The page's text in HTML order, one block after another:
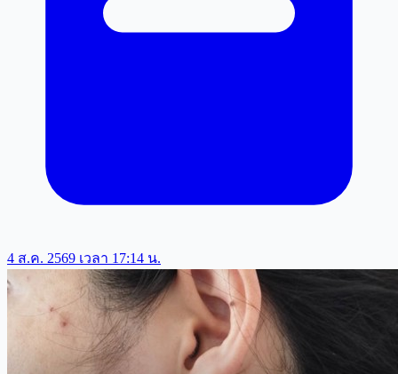
4 ส.ค. 2569 เวลา 17:14 น.